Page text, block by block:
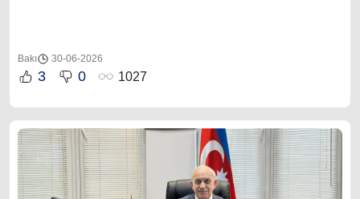
Bakı 30-06-2026
3 0 1027